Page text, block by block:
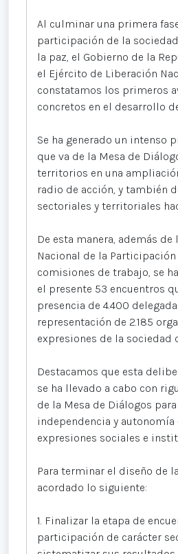
Al culminar una primera
participación de la
la paz, el Gobierno de la
el Ejército de Liberación
constatamos los primeros
concretos en el desarrollo
Se ha generado un intenso
que va de la Mesa de
territorios en una
radio de acción, y también
sectoriales y territoriales
De esta manera, además
Nacional de la
comisiones de trabajo, se
el presente 53 encuentros
presencia de 4.400
representación de 2.185
expresiones de la sociedad
Destacamos que esta
se ha llevado a cabo con
de la Mesa de Diálogos para
independencia y
expresiones sociales e
Para terminar el diseño de
acordado lo siguiente:
1. Finalizar la etapa de
participación de carácter